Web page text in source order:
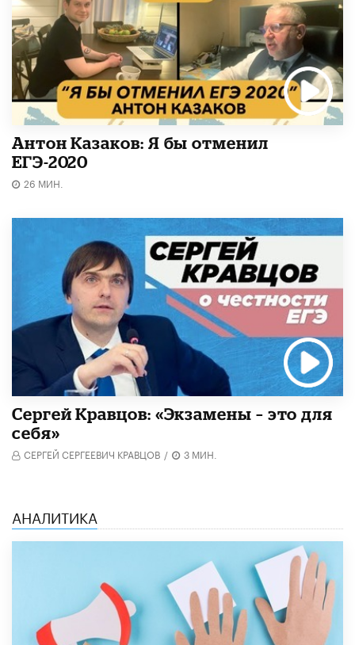
Антон Казаков: Я бы отменил
ЕГЭ-2020
26 МИН.
Сергей Кравцов: «Экзамены – это для
себя»
СЕРГЕЙ СЕРГЕЕВИЧ КРАВЦОВ / 3 МИН.
АНАЛИТИКА